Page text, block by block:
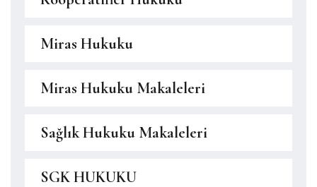
Miras Hukuku
Miras Hukuku Makaleleri
Sağlık Hukuku Makaleleri
SGK HUKUKU